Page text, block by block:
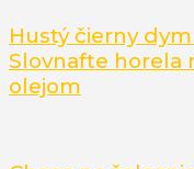
Hustý čierny
Slovnafte horela
olejom